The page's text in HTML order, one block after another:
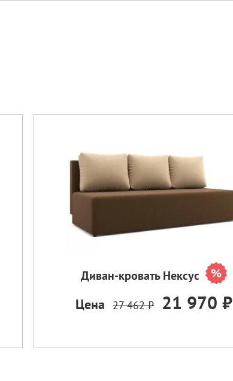
Диван-кровать Нексус
Цена 27 462 ₽ 21 970 ₽